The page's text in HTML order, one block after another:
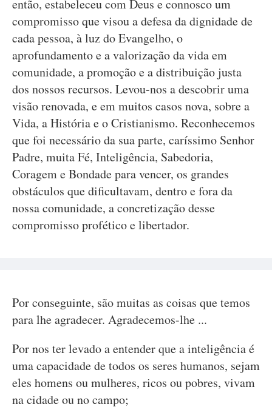
então, estabeleceu com Deus e connosco um
compromisso que visou a defesa da dignidade de
cada pessoa, à luz do Evangelho, o
aprofundamento e a valorização da vida em
comunidade, a promoção e a distribuição justa
dos nossos recursos. Levou-nos a descobrir uma
visão renovada, e em muitos casos nova, sobre a
Vida, a História e o Cristianismo. Reconhecemos
que foi necessário da sua parte, caríssimo Senhor
Padre, muita Fé, Inteligência, Sabedoria,
Coragem e Bondade para vencer, os grandes
obstáculos que dificultavam, dentro e fora da
nossa comunidade, a concretização desse
compromisso profético e libertador.
Por conseguinte, são muitas as coisas que temos
para lhe agradecer. Agradecemos-lhe ...
Por nos ter levado a entender que a inteligência é
uma capacidade de todos os seres humanos, sejam
eles homens ou mulheres, ricos ou pobres, vivam
na cidade ou no campo;